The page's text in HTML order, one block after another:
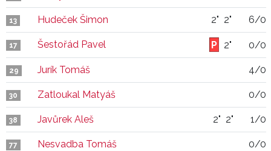
13 Hudeček Šimon 2" 2" 6/0
17 Šestořád Pavel 2" 0/0
29 Jurík Tomáš 4/0
30 Zatloukal Matyáš 0/0
38 Javůrek Aleš 2" 2" 1/0
77 Nesvadba Tomáš 0/0